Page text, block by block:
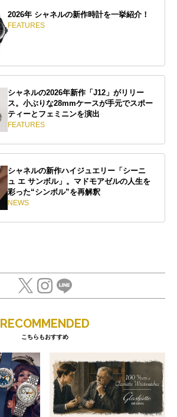
2026年 シャネルの新作時計を一挙紹介！
FEATURES
シャネルの2026年新作「J12」がリリー
ス。小ぶりな28mmケースが手元でスポー
ティーとフェミニンを演出
FEATURES
シャネルの新作ハイジュエリー「シーニ
ュ エ サンボル」。マドモアゼルの人生を
彩った“シンボル”を再解釈
NEWS
RECOMMENDED
こちらもおすすめ